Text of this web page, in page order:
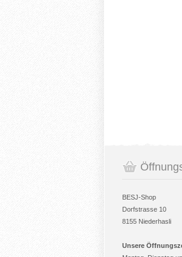
BESJ-Shop
Dorfstrasse 10
8155 Niederhasli
Unsere